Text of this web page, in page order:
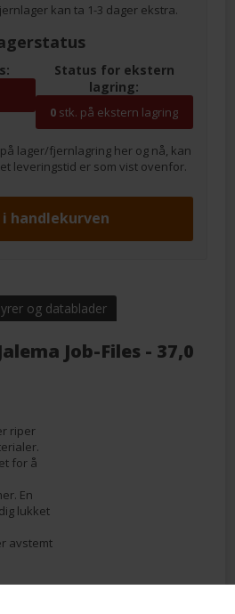
kan ta 1-3 dager ekstra.
Status for ekstern
lagring:
0 stk. på ekstern lagring
lager/fjernlagring her og nå, kan
leveringstid er som vist ovenfor.
og datablader
Job-Files - 37,0
riper
for å
En
lukket
avstemt